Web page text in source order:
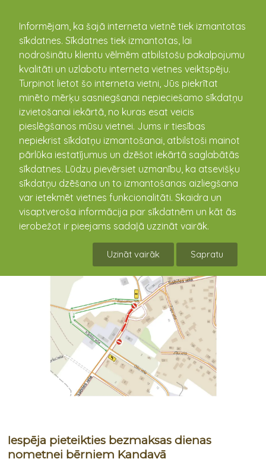
Informējam, ka šajā interneta vietnē tiek izmantotas
sīkdatnes. Sīkdatnes tiek izmantotas, lai
nodrošinātu klientu vēlmēm atbilstošu pakalpojumu
kvalitāti un uzlabotu interneta vietnes veiktspēju.
Turpinot lietot šo interneta vietni, Jūs piekrītat
minēto mērķu sasniegšanai nepieciešamo sīkdatņu
izvietošanai iekārtā, no kuras esat veicis
pieslēgšanos mūsu vietnei. Jums ir tiesības
nepiekrist sīkdatņu izmantošanai, atbilstoši mainot
pārlūka iestatījumus un dzēšot iekārtā saglabātās
sīkdatnes. Lūdzu pievērsiet uzmanību, ka atsevišķu
sīkdatņu dzēšana un to izmantošanas aizliegšana
var ietekmēt vietnes funkcionalitāti. Skaidra un
visaptveroša informācija par sīkdatnēm un kāt ās
ierobežot ir pieejams sadaļā uzzināt vairāk.
Uzināt vairāk Sapratu
kandava.lv
Aktualitātes
Sabiles iela slēgta no 1.-10.jūnijam
02.06.2026
Satiksmes slēgšana Sabiles ielā no 1.- 10.jūnijam a/b
seguma virskārtas izbūves ...
Iespēja pieteikties bezmaksas dienas
nometnei bērniem Kandavā